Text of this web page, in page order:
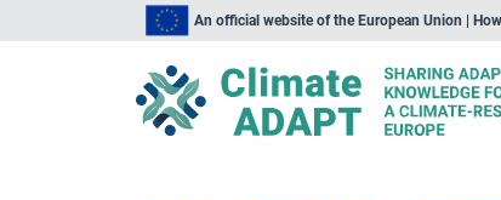
An official website of the European Union |